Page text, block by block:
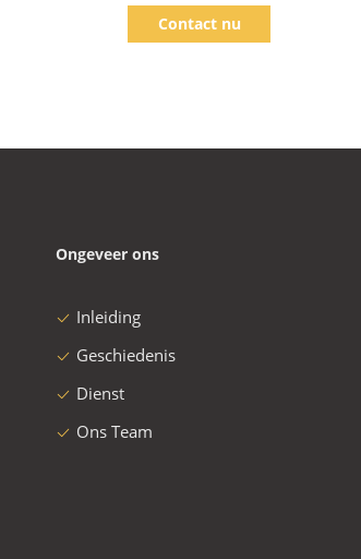
met clip deksel
Contact nu
Ongeveer ons
Inleiding
Geschiedenis
Dienst
Ons Team